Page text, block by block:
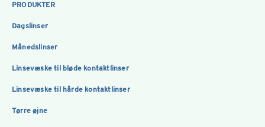
PRODUKTER
Dagslinser
Månedslinser
Linsevæske til bløde kontaktlinser
Linsevæske til hårde kontaktlinser
Tørre øjne